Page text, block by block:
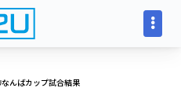
んばカップ試合結果